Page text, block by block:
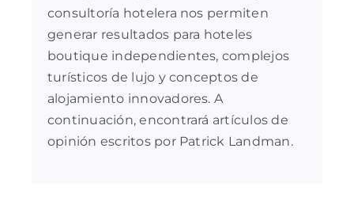
consultoría hotelera nos permiten
generar resultados para hoteles
boutique independientes, complejos
turísticos de lujo y conceptos de
alojamiento innovadores. A
continuación, encontrará artículos de
opinión escritos por Patrick Landman.